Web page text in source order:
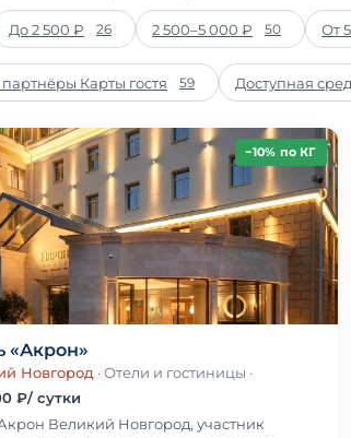
До 2 500 ₽ 26 2 500–5 000 ₽ 50 От
партнёры Карты гостя 59 Доступная
−10% по КГ
«Акрон»
Новгород · Отели и гостиницы ·
₽/ сутки
Великий Новгород, участник